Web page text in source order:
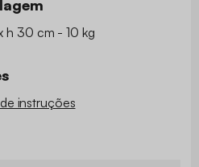
h 30 cm - 10 kg
instruções